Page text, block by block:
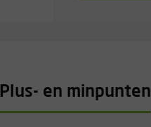
Plus- en minpunten